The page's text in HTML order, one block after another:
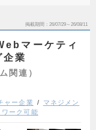
掲載期間 26/07/29～26/08/11
マーケティ
業
関連）
ャー企業
マネジメン
ワーク可能